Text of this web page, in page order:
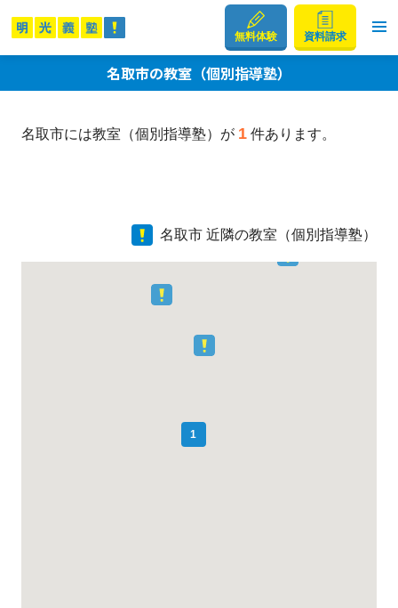
無料体験 資料請求
名取市の教室（個別指導塾）
名取市には教室（個別指導塾）が 1件あります。
名取市 近隣の教室（個別指導塾）
1